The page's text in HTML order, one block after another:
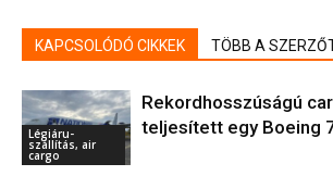
KAPCSOLÓDÓ CIKKEK TÖBB A
Légiáru-
szállítás, air
cargo
Rekordhosszúságú
teljesített egy Boeing